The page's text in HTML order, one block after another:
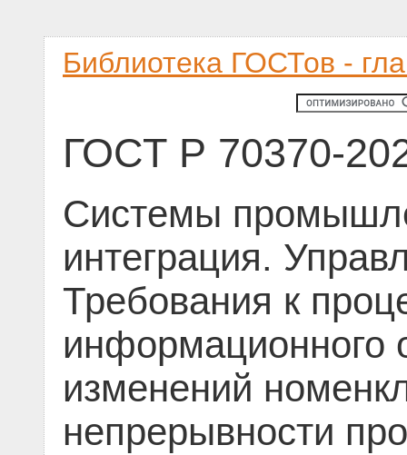
Библиотека ГОСТов -
ГОСТ Р 70370-
Системы
интеграция.
Требования к
информационного
изменений
непрерывности